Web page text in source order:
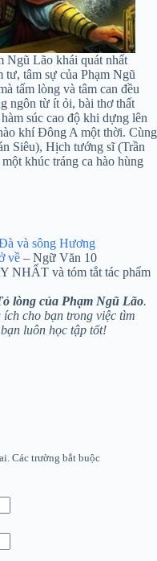
Ngũ Lão khái quát nhất
tâm sự của Phạm Ngũ
tấm lòng và tâm can đều
ngôn từ ít ỏi, bài thơ thất
súc cao độ khi dựng lên
khí Đông A một thời. Cùng
Siêu), Hịch tướng sĩ (Trần
khúc tráng ca hào hùng
và sông Hương
về – Ngữ Văn 10
NHẤT và tóm tắt tác phẩm
lòng của Phạm Ngũ Lão.
cho bạn trong việc tìm
luôn học tập tốt!
Các trường bắt buộc